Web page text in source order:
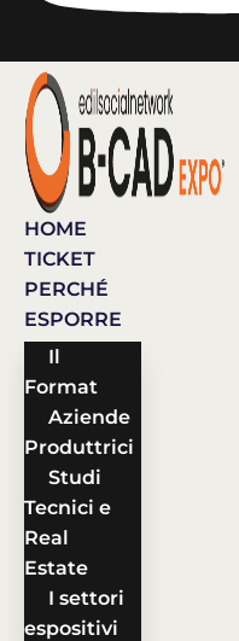
HOME
TICKET
PERCHÉ
ESPORRE
Il
Format
Aziende
Produttrici
Studi
Tecnici e
Real
Estate
I settori
espositivi